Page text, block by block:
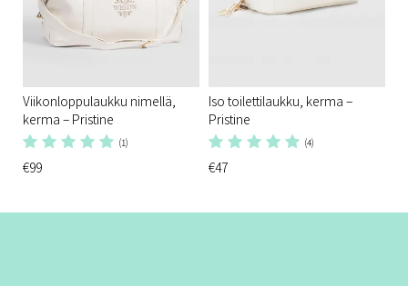
Viikonloppulaukku nimellä,
kerma – Pristine
(1)
€99
Iso toilettilaukku, kerma –
Pristine
(4)
€47